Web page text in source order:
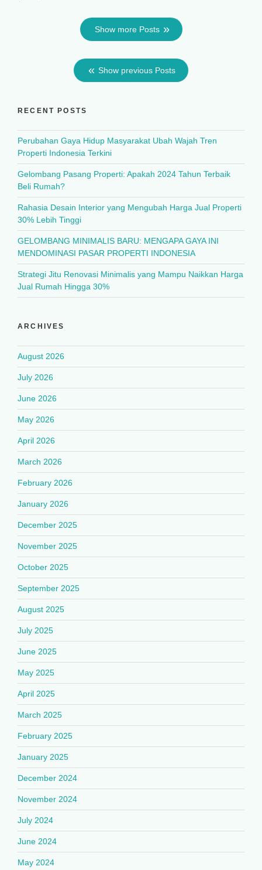
Show more Posts
Show previous Posts
RECENT POSTS
Perubahan Gaya Hidup Masyarakat Ubah Wajah Tren
Properti Indonesia Terkini
Gelombang Pasang Properti: Apakah 2024 Tahun Terbaik
Beli Rumah?
Rahasia Desain Interior yang Mengubah Harga Jual Properti
30% Lebih Tinggi
GELOMBANG MINIMALIS BARU: MENGAPA GAYA INI
MENDOMINASI PASAR PROPERTI INDONESIA
Strategi Jitu Renovasi Minimalis yang Mampu Naikkan Harga
Jual Rumah Hingga 30%
ARCHIVES
August 2026
July 2026
June 2026
May 2026
April 2026
March 2026
February 2026
January 2026
December 2025
November 2025
October 2025
September 2025
August 2025
July 2025
June 2025
May 2025
April 2025
March 2025
February 2025
January 2025
December 2024
November 2024
July 2024
June 2024
May 2024